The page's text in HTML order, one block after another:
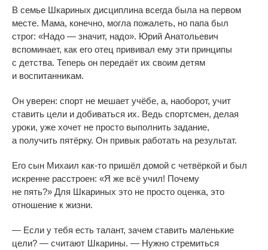
В семье Шкариных дисциплина всегда была на первом
месте. Мама, конечно, могла пожалеть, но папа был
строг: «Надо — значит, надо». Юрий Анатольевич
вспоминает, как его отец прививал ему эти принципы
с детства. Теперь он передаёт их своим детям
и воспитанникам.
Он уверен: спорт не мешает учёбе, а, наоборот, учит
ставить цели и добиваться их. Ведь спортсмен, делая
уроки, уже хочет не просто выполнить задание,
а получить пятёрку. Он привык работать на результат.
Его сын Михаил как-то пришёл домой с четвёркой и был
искренне расстроен: «Я же всё учил! Почему
не пять?» Для Шкариных это не просто оценка, это
отношение к жизни.
— Если у тебя есть талант, зачем ставить маленькие
цели? — считают Шкарины. — Нужно стремиться